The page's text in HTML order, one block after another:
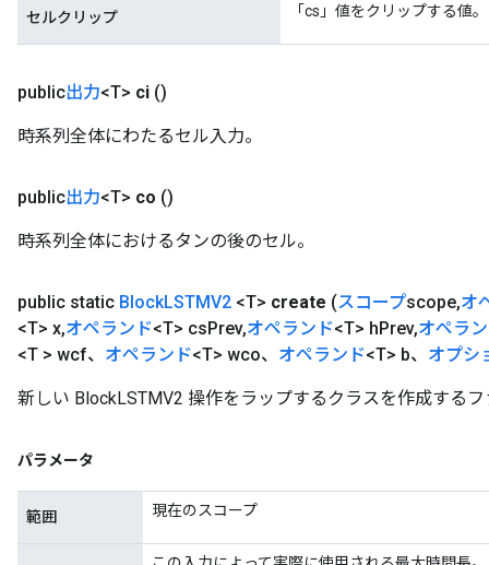
セルクリップ 「cs」値をクリップする値。
public出力<T> ci ()
時系列全体にわたるセル入力。
public出力<T> co ()
時系列全体におけるタンの後のセル。
public static BlockLSTMV2 <T> create (スコープscope,オ
<T> x,オペランド<T> csPrev,オペランド<T> hPrev,オペラ
<T > wcf、 オペランド<T> wco、 オペランド<T> b、 オプシ
新しい BlockLSTMV2 操作をラップするクラスを作成する
パラメータ
範囲 現在のスコープ